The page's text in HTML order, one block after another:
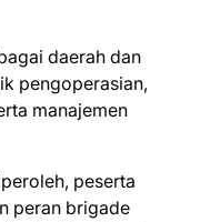
daerah dan
pengoperasian,
manajemen
peserta
peran brigade